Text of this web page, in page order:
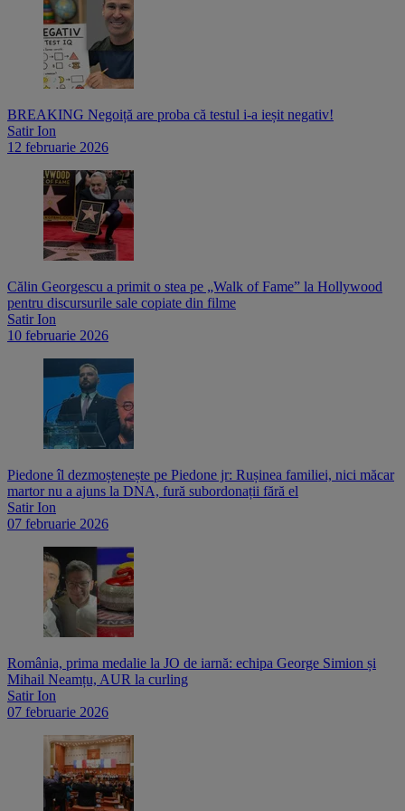
BREAKING Negoiță are proba că testul i-a ieșit negativ!
Satir Ion
12 februarie 2026
Călin Georgescu a primit o stea pe „Walk of Fame” la Hollywood
pentru discursurile sale copiate din filme
Satir Ion
10 februarie 2026
Piedone îl dezmoștenește pe Piedone jr: Rușinea familiei, nici măcar
martor nu a ajuns la DNA, fură subordonații fără el
Satir Ion
07 februarie 2026
România, prima medalie la JO de iarnă: echipa George Simion și
Mihail Neamțu, AUR la curling
Satir Ion
07 februarie 2026